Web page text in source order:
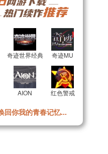
格里斯巨划算
奇迹世界经典 奇迹MU
AION 红色警戒
回你我的青春记忆...
奇迹世界经典 奇迹MU
AION 红色警戒
回你我的青春记忆...